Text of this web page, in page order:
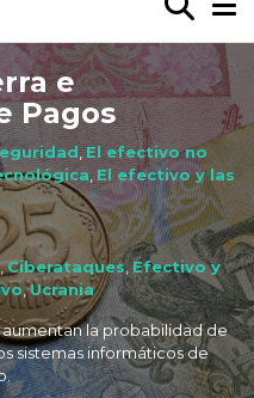
e
Pagos
,El efectivo no
, El efectivo y las
,Ciberataques,Efectivo y
,Ucrania
la probabilidad de
sistemas informáticos de